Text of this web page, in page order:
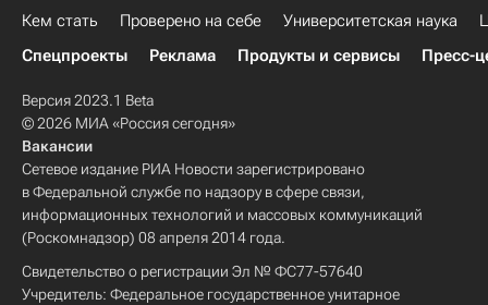
Кем стать Проверено на себе Университетская наука
Спецпроекты
Реклама Продукты и сервисы Пресс-
Версия 2023.1 Beta
© 2026 МИА «Россия сегодня»
Вакансии
Сетевое издание РИА Новости зарегистрировано
в Федеральной службе по надзору в сфере связи,
информационных технологий и массовых коммуникаций
(Роскомнадзор) 08 апреля 2014 года.
Свидетельство о регистрации Эл № ФС77-57640
Учредитель: Федеральное государственное унитарное